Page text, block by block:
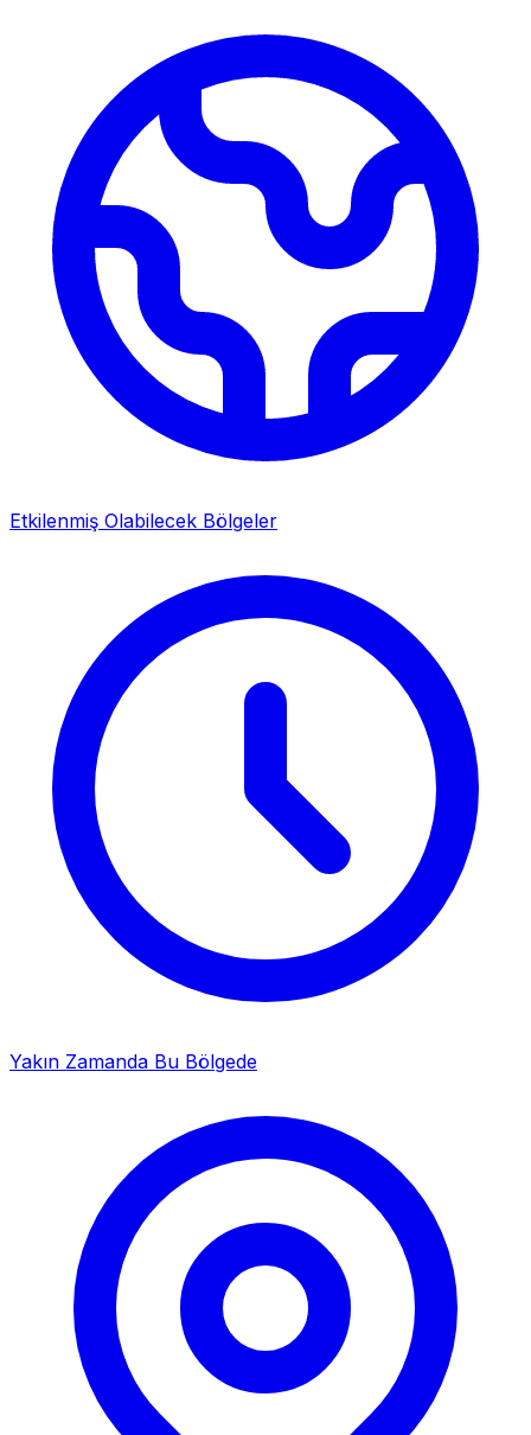
Etkilenmiş Olabilecek Bölgeler
Yakın Zamanda Bu Bölgede